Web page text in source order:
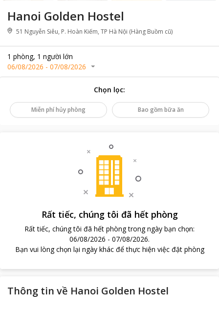
Hanoi Golden Hostel
51 Nguyễn Siêu, P. Hoàn Kiếm, TP Hà Nội (Hàng Buồm cũ)
1 phòng, 1 người lớn
06/08/2026 - 07/08/2026
Chọn lọc:
Miễn phí hủy phòng Bao gồm bữa ăn
Rất tiếc, chúng tôi đã hết phòng
Rất tiếc, chúng tôi đã hết phòng trong ngày bạn chọn:
06/08/2026 - 07/08/2026.
Bạn vui lòng chọn lại ngày khác để thực hiện việc đặt phòng
Thông tin về Hanoi Golden Hostel